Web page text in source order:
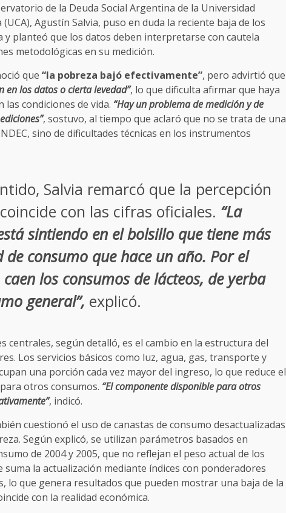
de la Deuda Social Argentina de la Universidad
Agustín Salvia, puso en duda la reciente baja de los
y planteó que los datos deben interpretarse con cautela
metodológicas en su medición.
que “la pobreza bajó efectivamente”, pero advirtió que
en los datos o cierta levedad”, lo que dificulta afirmar que haya
las condiciones de vida. “Hay un problema de medición y de
, sostuvo, al tiempo que aclaró que no se trata de una
sino de dificultades técnicas en los instrumentos
Salvia remarcó que la percepción
con las cifras oficiales. “La
sintiendo en el bolsillo que tiene más
de consumo que hace un año. Por el
los consumos de lácteos, de yerba
general”, explicó.
centrales, según detalló, es el cambio en la estructura del
Los servicios básicos como luz, agua, gas, transporte y
una porción cada vez mayor del ingreso, lo que reduce el
otros consumos. “El componente disponible para otros
, indicó.
cuestionó el uso de canastas de consumo desactualizadas
Según explicó, se utilizan parámetros basados en
de 2004 y 2005, que no reflejan el peso actual de los
suma la actualización mediante índices con ponderadores
lo que genera resultados que pueden mostrar una baja de la
con la realidad económica.